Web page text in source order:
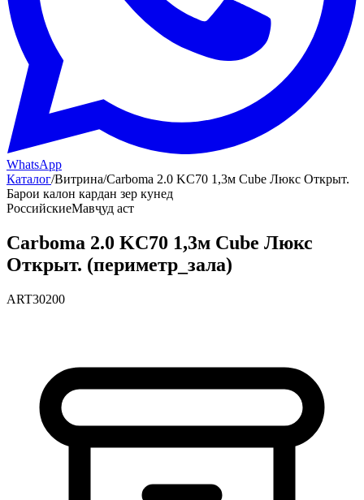
WhatsApp
Каталог/Витрина/Carboma 2.0 KC70 1,3м Cube Люкс Открыт.
Барои калон кардан зер кунед
РоссийскиеМавҷуд аст
Carboma 2.0 KC70 1,3м Cube Люкс
Открыт. (периметр_зала)
ART30200